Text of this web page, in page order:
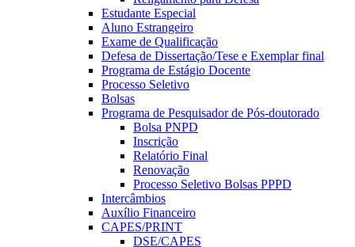
Estudante Especial
Aluno Estrangeiro
Exame de Qualificação
Defesa de Dissertação/Tese e Exemplar final
Programa de Estágio Docente
Processo Seletivo
Bolsas
Programa de Pesquisador de Pós-doutorado
Bolsa PNPD
Inscrição
Relatório Final
Renovação
Processo Seletivo Bolsas PPPD
Intercâmbios
Auxílio Financeiro
CAPES/PRINT
DSE/CAPES